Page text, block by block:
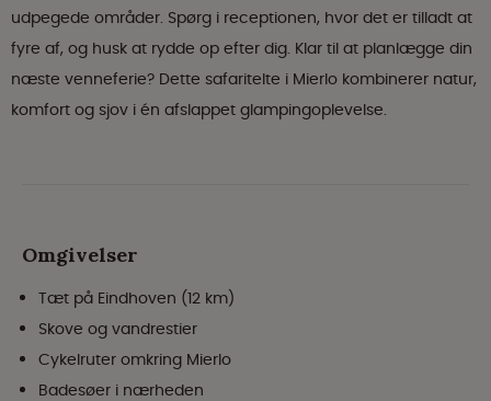
udpegede områder. Spørg i receptionen, hvor det er tilladt at
fyre af, og husk at rydde op efter dig. Klar til at planlægge din
næste venneferie? Dette safaritelte i Mierlo kombinerer natur,
komfort og sjov i én afslappet glampingoplevelse.
Omgivelser
Tæt på Eindhoven (12 km)
Skove og vandrestier
Cykelruter omkring Mierlo
Badesøer i nærheden